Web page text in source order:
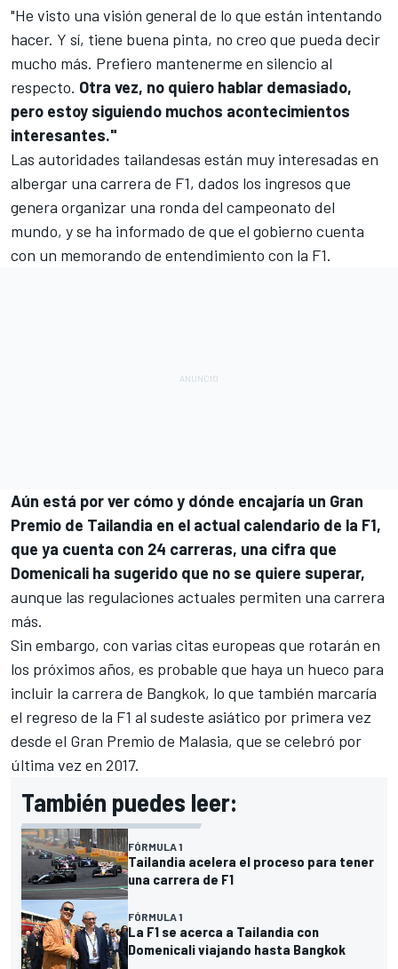
"He visto una visión general de lo que están intentando
hacer. Y sí, tiene buena pinta, no creo que pueda decir
mucho más. Prefiero mantenerme en silencio al
respecto. Otra vez, no quiero hablar demasiado,
pero estoy siguiendo muchos acontecimientos
interesantes."
Las autoridades tailandesas están muy interesadas en
albergar una carrera de F1, dados los ingresos que
genera organizar una ronda del campeonato del
mundo, y se ha informado de que el gobierno cuenta
con un memorando de entendimiento con la F1.
Aún está por ver cómo y dónde encajaría un Gran
Premio de Tailandia en el actual calendario de la F1,
que ya cuenta con 24 carreras, una cifra que
Domenicali ha sugerido que no se quiere superar,
aunque las regulaciones actuales permiten una carrera
más.
Sin embargo, con varias citas europeas que rotarán en
los próximos años, es probable que haya un hueco para
incluir la carrera de Bangkok, lo que también marcaría
el regreso de la F1 al sudeste asiático por primera vez
desde el Gran Premio de Malasia, que se celebró por
última vez en 2017.
También puedes leer:
FÓRMULA 1
Tailandia acelera el proceso para tener
una carrera de F1
FÓRMULA 1
La F1 se acerca a Tailandia con
Domenicali viajando hasta Bangkok